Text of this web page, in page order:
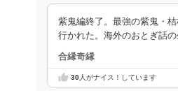
紫鬼編終了。最強の紫鬼・
行かれた。海外のおとぎ話
合縁奇縁
30人がナイス！しています